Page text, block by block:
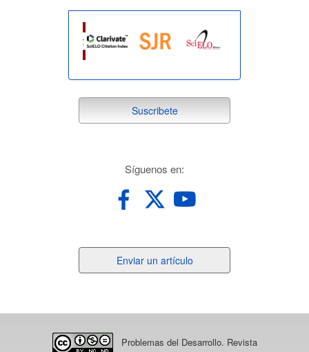
suscribete
Suscribete
Síguenos en:
un
Enviar un artículo
Problemas del Desarrollo. Revista